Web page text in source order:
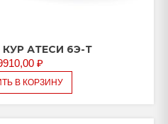
АТЕСИ 6Э-Т
₽
В КОРЗИНУ